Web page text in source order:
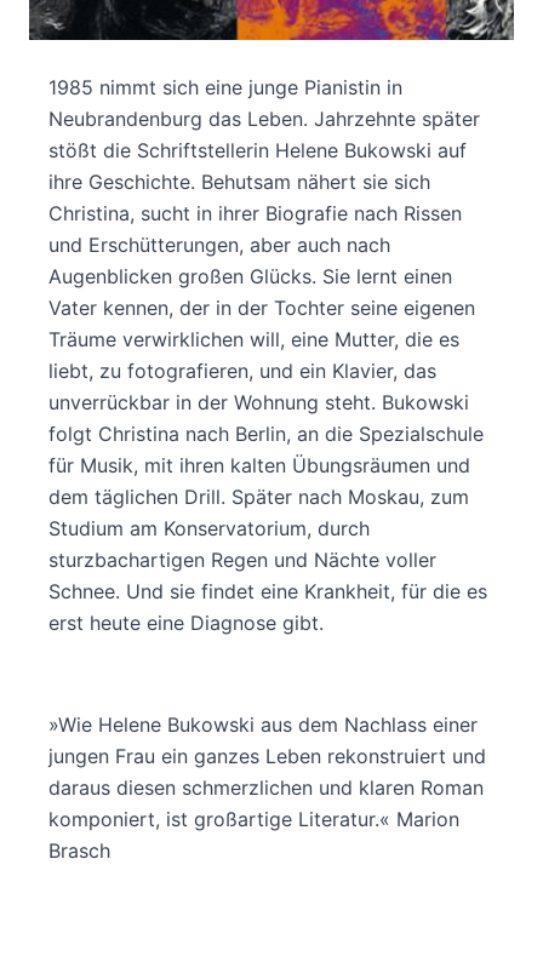
1985 nimmt sich eine junge Pianistin in
Neubrandenburg das Leben. Jahrzehnte später
stößt die Schriftstellerin Helene Bukowski auf
ihre Geschichte. Behutsam nähert sie sich
Christina, sucht in ihrer Biografie nach Rissen
und Erschütterungen, aber auch nach
Augenblicken großen Glücks. Sie lernt einen
Vater kennen, der in der Tochter seine eigenen
Träume verwirklichen will, eine Mutter, die es
liebt, zu fotografieren, und ein Klavier, das
unverrückbar in der Wohnung steht. Bukowski
folgt Christina nach Berlin, an die Spezialschule
für Musik, mit ihren kalten Übungsräumen und
dem täglichen Drill. Später nach Moskau, zum
Studium am Konservatorium, durch
sturzbachartigen Regen und Nächte voller
Schnee. Und sie findet eine Krankheit, für die es
erst heute eine Diagnose gibt.
»Wie Helene Bukowski aus dem Nachlass einer
jungen Frau ein ganzes Leben rekonstruiert und
daraus diesen schmerzlichen und klaren Roman
komponiert, ist großartige Literatur.« Marion
Brasch